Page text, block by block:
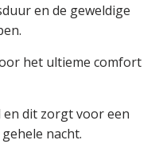
en de geweldige
het ultieme comfort
dit zorgt voor een
nacht.